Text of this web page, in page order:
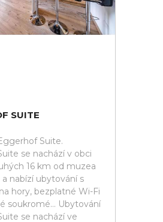
SUITE
Suite.
se nachází v obci
16 km od muzea
a nabízí ubytování s
hory, bezplatné Wi-Fi
soukromé... Ubytování
se nachází ve